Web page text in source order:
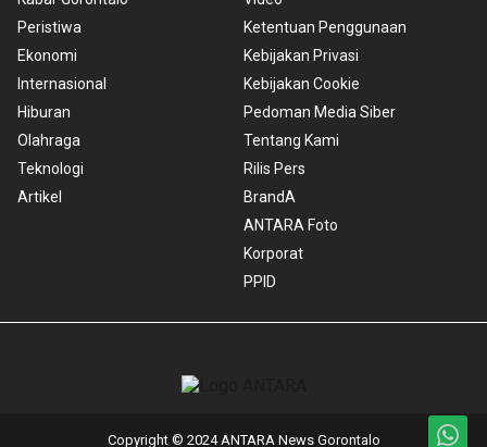
Peristiwa
Ekonomi
Internasional
Hiburan
Olahraga
Teknologi
Artikel
Ketentuan Penggunaan
Kebijakan Privasi
Kebijakan Cookie
Pedoman Media Siber
Tentang Kami
Rilis Pers
BrandA
ANTARA Foto
Korporat
PPID
Copyright © 2024 ANTARA News Gorontalo